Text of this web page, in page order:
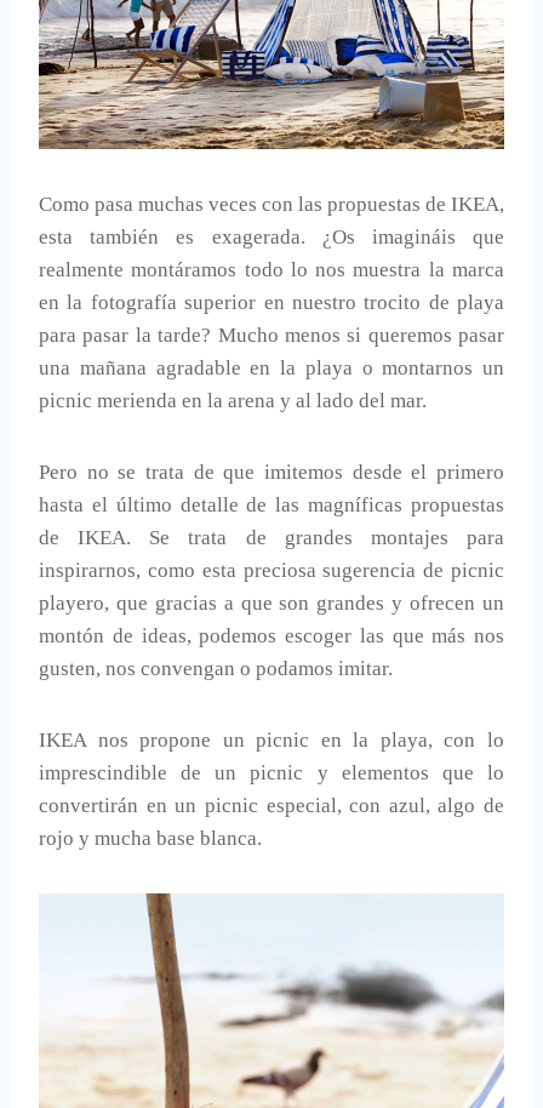
Como pasa muchas veces con las propuestas de IKEA,
esta también es exagerada. ¿Os imagináis que
realmente montáramos todo lo nos muestra la marca
en la fotografía superior en nuestro trocito de playa
para pasar la tarde? Mucho menos si queremos pasar
una mañana agradable en la playa o montarnos un
picnic merienda en la arena y al lado del mar.
Pero no se trata de que imitemos desde el primero
hasta el último detalle de las magníficas propuestas
de IKEA. Se trata de grandes montajes para
inspirarnos, como esta preciosa sugerencia de picnic
playero, que gracias a que son grandes y ofrecen un
montón de ideas, podemos escoger las que más nos
gusten, nos convengan o podamos imitar.
IKEA nos propone un picnic en la playa, con lo
imprescindible de un picnic y elementos que lo
convertirán en un picnic especial, con azul, algo de
rojo y mucha base blanca.